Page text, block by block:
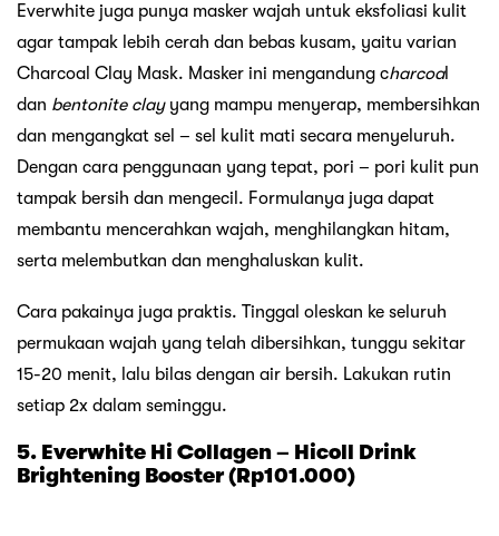
Everwhite juga punya masker wajah untuk eksfoliasi kulit
agar tampak lebih cerah dan bebas kusam, yaitu varian
Charcoal Clay Mask. Masker ini mengandung charcoal
dan bentonite clayyang mampu menyerap, membersihkan
dan mengangkat sel – sel kulit mati secara menyeluruh.
Dengan cara penggunaan yang tepat, pori – pori kulit pun
tampak bersih dan mengecil. Formulanya juga dapat
membantu mencerahkan wajah, menghilangkan hitam,
serta melembutkan dan menghaluskan kulit.
Cara pakainya juga praktis. Tinggal oleskan ke seluruh
permukaan wajah yang telah dibersihkan, tunggu sekitar
15-20 menit, lalu bilas dengan air bersih. Lakukan rutin
setiap 2x dalam seminggu.
5. Everwhite Hi Collagen – Hicoll Drink
Brightening Booster (Rp101.000)